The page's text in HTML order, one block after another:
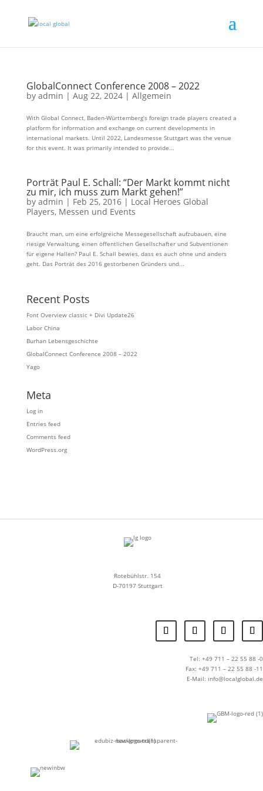
GlobalConnect Conference 2008 – 2022
by admin | Aug 22, 2024| Allgemein
With Global Connect, Baden-Württemberg’s foreign trade players created a
platform for information and exchange on current developments in
international markets. Until 2022, Landesmesse Stuttgart was the venue
for this event. It was primarily intended to provide...
Porträt Paul E. Schall: “Der Markt kommt nicht
zu mir, ich muss zum Markt gehen!”
by admin | Feb 25, 2016| Local Heroes Global
Players, Messen und Events
Braucht man, um eine erfolgreiche Messegesellschaft aufzubauen, eine
riesige Verwaltung, einen öffentlichen Gesellschafter und Subventionen
für eigene Hallen? Paul E. Schall bewies, dass es auch ohne und anders
geht. Das Porträt des 2016 gestorbenen Gründers und...
Recent Posts
Font Overview classic + Divi Update26
Labor China
Burhan Lebensgeschichte
GlobalConnect Conference 2008 – 2022
Yago
Meta
Log in
Entries feed
Comments feed
WordPress.org
Rotebühlstr. 154
D-70197 Stuttgart
Tel: +49 711 – 22 55 88 -0
Fax: +49 711 – 22 55 88 -11
E-Mail: info@localglobal.de